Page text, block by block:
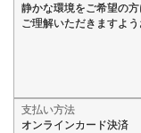
静かな環境をご希望の
ご理解いただきますよう
支払い方法
オンラインカード決済